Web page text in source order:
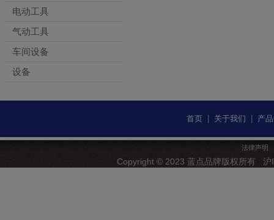
电动工具
气动工具
车间设备
设备
首页| 关于我们 产
法律声明
Copyright © 2023 蓝点品牌版权所有 沪